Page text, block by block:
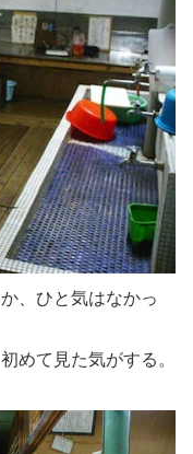
、ひと気はなかっ
めて見た気がする。